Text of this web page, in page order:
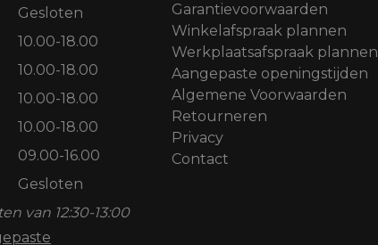
Gesloten
10.00-18.00
10.00-18.00
10.00-18.00
10.00-18.00
09.00-16.00
Gesloten
van 12:30-13:00
Garantievoorwaarden
Winkelafspraak plannen
Werkplaatsafspraak plannen
Aangepaste openingstijden
Algemene Voorwaarden
Retourneren
Privacy
Contact